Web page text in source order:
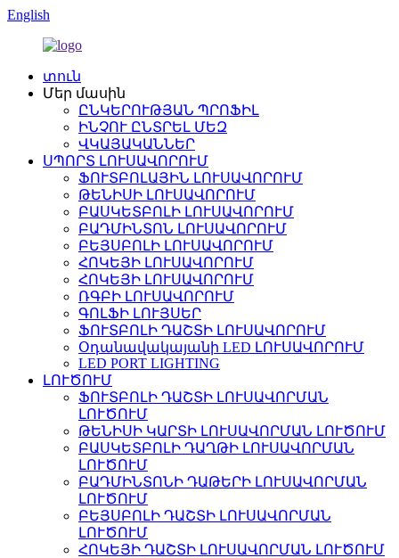
English
տուն
Մեր մասին
ԸՆԿԵՐՈՒԹՅԱՆ ՊՐՈՖԻԼ
ԻՆՉՈՒ ԸՆՏՐԵԼ ՄԵԶ
ՎԿԱՅԱԿԱՆՆԵՐ
ՍՊՈՐՏ ԼՈՒՍԱՎՈՐՈՒՄ
ՖՈՒՏԲՈԼԱՅԻՆ ԼՈՒՍԱՎՈՐՈՒՄ
ԹԵՆԻՍԻ ԼՈՒՍԱՎՈՐՈՒՄ
ԲԱՍԿԵՏԲՈԼԻ ԼՈՒՍԱՎՈՐՈՒՄ
ԲԱԴՄԻՆՏՈՆ ԼՈՒՍԱՎՈՐՈՒՄ
ԲԵՅՍԲՈԼԻ ԼՈՒՍԱՎՈՐՈՒՄ
ՀՈԿԵՅԻ ԼՈՒՍԱՎՈՐՈՒՄ
ՀՈԿԵՅԻ ԼՈՒՍԱՎՈՐՈՒՄ
ՌԳԲԻ ԼՈՒՍԱՎՈՐՈՒՄ
ԳՈԼՖԻ ԼՈՒՅՍԵՐ
ՖՈՒՏԲՈԼԻ ԴԱՇՏԻ ԼՈՒՍԱՎՈՐՈՒՄ
Օդանավակայանի LED ԼՈՒՍԱՎՈՐՈՒՄ
LED PORT LIGHTING
ԼՈՒԾՈՒՄ
ՖՈՒՏԲՈԼԻ ԴԱՇՏԻ ԼՈՒՍԱՎՈՐՄԱՆ
ԼՈՒԾՈՒՄ
ԹԵՆԻՍԻ ԿԱՐՏԻ ԼՈՒՍԱՎՈՐՄԱՆ ԼՈՒԾՈՒՄ
ԲԱՍԿԵՏԲՈԼԻ ԴԱՂԹԻ ԼՈՒՍԱՎՈՐՄԱՆ
ԼՈՒԾՈՒՄ
ԲԱԴՄԻՆՏՈՆԻ ԴԱԹԵՐԻ ԼՈՒՍԱՎՈՐՄԱՆ
ԼՈՒԾՈՒՄ
ԲԵՅՍԲՈԼԻ ԴԱՇՏԻ ԼՈՒՍԱՎՈՐՄԱՆ
ԼՈՒԾՈՒՄ
ՀՈԿԵՅԻ ԴԱՇՏԻ ԼՈՒՍԱՎՈՐՄԱՆ ԼՈՒԾՈՒՄ